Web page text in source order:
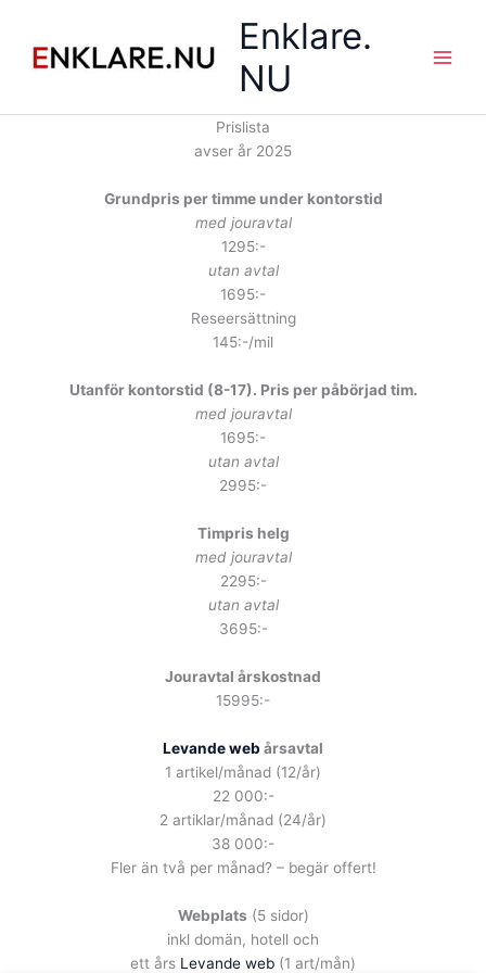
innehåll
Enklare.
NU
Prislista
avser år 2025
Grundpris per timme under kontorstid
med jouravtal
1295:-
utan avtal
1695:-
Reseersättning
145:-/mil
Utanför kontorstid (8-17). Pris per påbörjad tim.
med jouravtal
1695:-
utan avtal
2995:-
Timpris helg
med jouravtal
2295:-
utan avtal
3695:-
Jouravtal årskostnad
15995:-
Levande web årsavtal
1 artikel/månad (12/år)
22 000:-
2 artiklar/månad (24/år)
38 000:-
Fler än två per månad? – begär offert!
Webplats (5 sidor)
inkl domän, hotell och
ett års Levande web (1 art/mån)